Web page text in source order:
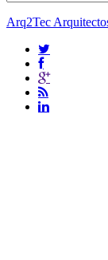
Arq2Tec